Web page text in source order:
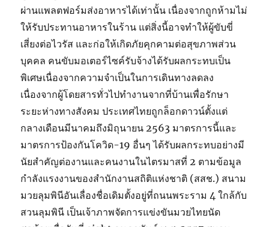
ผ่านแพลตฟอร์มส่งอาหารได้เท่านั้น เนื่องจากถูกห้ามไม่
ให้รับประทานอาหารในร้าน แต่สิ่งนี้อาจทำให้ผู้ขับขี่
เสี่ยงต่อไวรัส และก่อให้เกิดภัยคุกคามต่อสุขภาพส่วน
บุคคล คนขับมอเตอร์ไซค์รับจ้างได้รับผลกระทบเป็น
พิเศษเนื่องจากความจำเป็นในการเดินทางลดลง
เนื่องจากผู้โดยสารทั่วไปทำงานจากที่บ้านเพื่อรักษา
ระยะห่างทางสังคม ประเทศไทยถูกล็อกดาวน์ตั้งแต่
กลางเดือนมีนาคมถึงมิถุนายน 2563 มาตรการนี้และ
มาตรการป้องกันโควิด-19 อื่นๆ ได้รับผลกระทบอย่างมี
นัยสำคัญต่องานและคนงานในไตรมาสที่ 2 ตามข้อมูล
กำลังแรงงานของสำนักงานสถิติแห่งชาติ (สสช.) สนาม
มวยลุมพินีอันเลื่องชื่อเดิมตั้งอยู่ที่ถนนพระราม 4 ใกล้กับ
สวนลุมพินี เป็นเจ้าภาพจัดการแข่งขันมวยไทยนัด